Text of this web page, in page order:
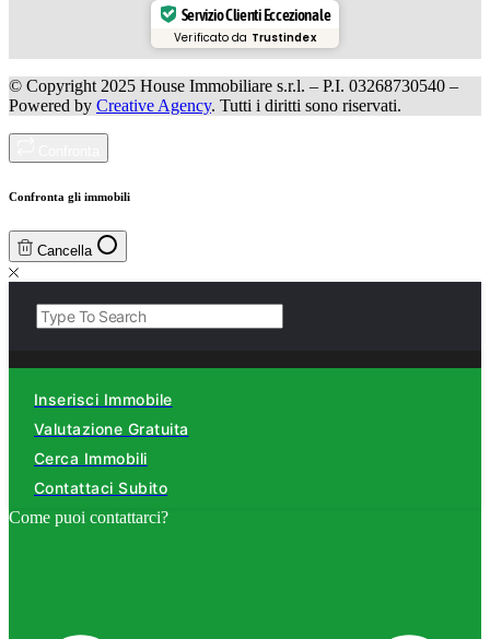
Servizio Clienti Eccezionale
Verificato da Trustindex
© Copyright 2025 House Immobiliare s.r.l. – P.I. 03268730540 –
Powered by Creative Agency. Tutti i diritti sono riservati.
Confronta gli immobili
Cancella
Inserisci Immobile
Valutazione Gratuita
Cerca Immobili
Contattaci Subito
Come puoi contattarci?